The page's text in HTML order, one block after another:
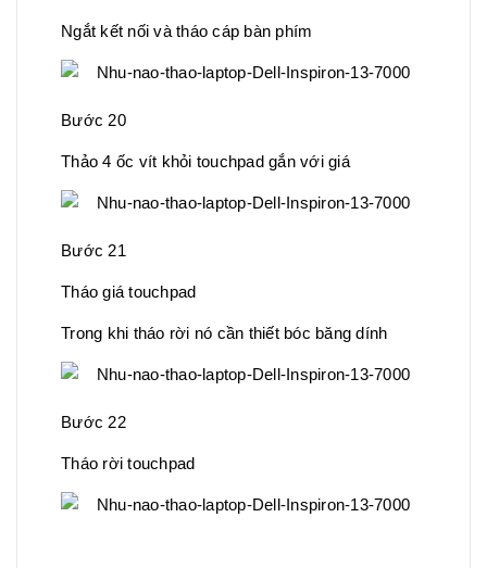
Ngắt kết nối và tháo cáp bàn phím
Bước 20
Thảo 4 ốc vít khỏi touchpad gắn với giá
Bước 21
Tháo giá touchpad
Trong khi tháo rời nó cần thiết bóc băng dính
Bước 22
Tháo rời touchpad